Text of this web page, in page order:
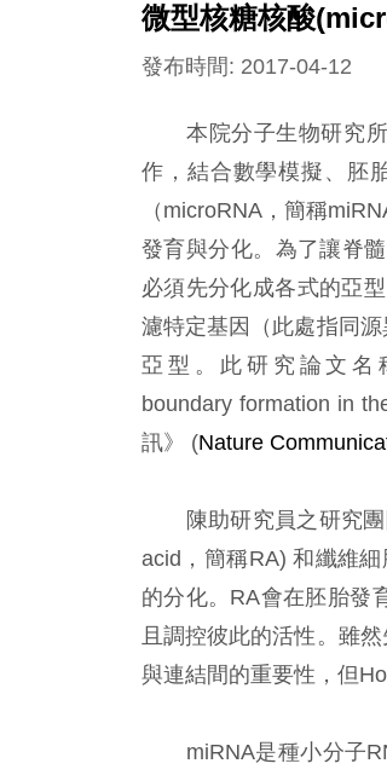
微型核糖核酸
發布時間: 2017-04-12
本院分子生物研究所
作，結合數學模擬、胚
（microRNA，簡稱
發育與分化。為了讓脊
必須先分化成各式的亞
濾特定基因（此處指同
亞型。此研究論文名
boundary formation in
訊》 (Nature
陳助研究員之研究團
acid，簡稱RA) 和纖維
的分化。RA會在胚胎發
且調控彼此的活性。雖
與連結間的重要性，但
miRNA是種小分子